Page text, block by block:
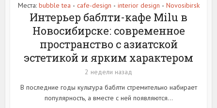
Места: bubble tea • cafe-design • interior design • Novosibirsk
Интерьер баблти-кафе Milu в
Новосибирске: современное
пространство с азиатской
эстетикой и ярким характером
2 недели назад
В последние годы культура баблти стремительно набирает
популярность, а вместе с ней появляются...